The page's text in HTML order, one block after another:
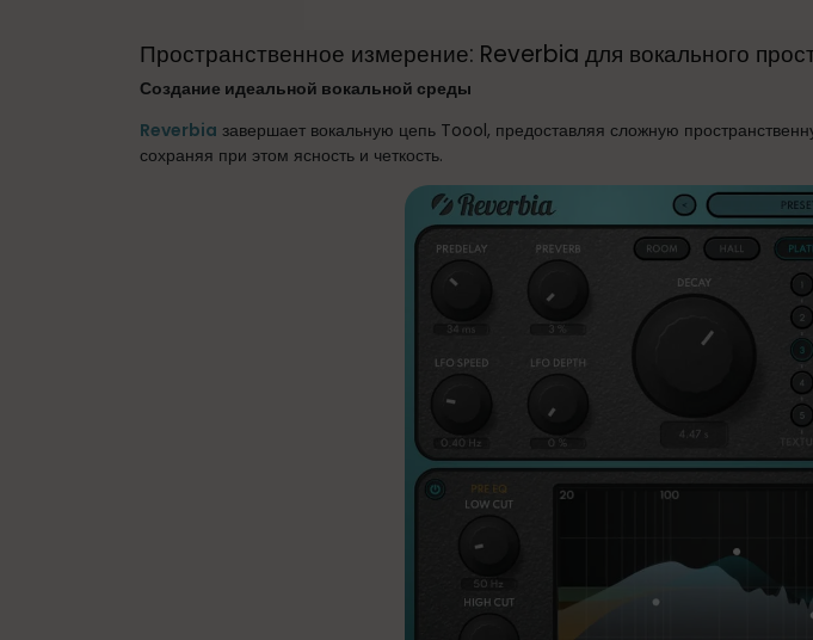
Пространственное измерение: Reverbia для вокального
Создание идеальной вокальной среды
Reverbia завершает вокальную цепь Toool, предоставляя сложную
сохраняя при этом ясность и четкость.